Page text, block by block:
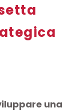
una